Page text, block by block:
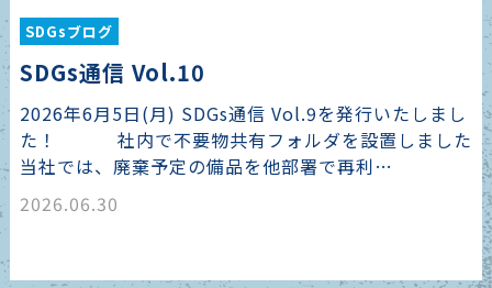
SDGsブログ
SDGs通信 Vol.10
2026年6月5日(月) SDGs通信 Vol.9を発行いたしまし
た！ 社内で不要物共有フォルダを設置しました
当社では、廃棄予定の備品を他部署で再利…
2026.06.30